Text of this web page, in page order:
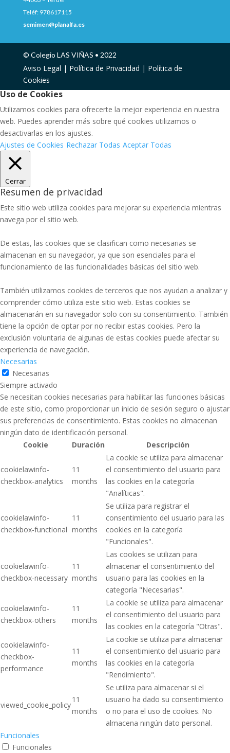
Teléf: 978617115
semimen@planalfa.es
© Colegio LAS VIÑAS • 2022
Aviso Legal | Política de Privacidad | Política de
Cookies
Uso de Cookies
Utilizamos cookies para ofrecerte la mejor experiencia en nuestra
web. Puedes aprender más sobre qué cookies utilizamos o
desactivarlas en los ajustes.
Ajustes de Cookies Rechazar Todas Aceptar Todas
Cerrar
Resumen de privacidad
Este sitio web utiliza cookies para mejorar su experiencia mientras
navega por el sitio web.
De estas, las cookies que se clasifican como necesarias se
almacenan en su navegador, ya que son esenciales para el
funcionamiento de las funcionalidades básicas del sitio web.
También utilizamos cookies de terceros que nos ayudan a analizar y
comprender cómo utiliza este sitio web. Estas cookies se
almacenarán en su navegador solo con su consentimiento. También
tiene la opción de optar por no recibir estas cookies. Pero la
exclusión voluntaria de algunas de estas cookies puede afectar su
experiencia de navegación.
Necesarias
Necesarias
Siempre activado
Se necesitan cookies necesarias para habilitar las funciones básicas
de este sitio, como proporcionar un inicio de sesión seguro o ajustar
sus preferencias de consentimiento. Estas cookies no almacenan
ningún dato de identificación personal.
Cookie
Duración Descripción
cookielawinfo-
checkbox-analytics
11
months
La cookie se utiliza para almacenar
el consentimiento del usuario para
las cookies en la categoría
"Analíticas".
cookielawinfo-
checkbox-functional
11
months
Se utiliza para registrar el
consentimiento del usuario para las
cookies en la categoría
"Funcionales".
cookielawinfo-
checkbox-necessary
11
months
Las cookies se utilizan para
almacenar el consentimiento del
usuario para las cookies en la
categoría "Necesarias".
cookielawinfo-
checkbox-others
11
months
La cookie se utiliza para almacenar
el consentimiento del usuario para
las cookies en la categoría "Otras".
cookielawinfo-
checkbox-
performance
11
months
La cookie se utiliza para almacenar
el consentimiento del usuario para
las cookies en la categoría
"Rendimiento".
viewed_cookie_policy
11
months
Se utiliza para almacenar si el
usuario ha dado su consentimiento
o no para el uso de cookies. No
almacena ningún dato personal.
Funcionales
Funcionales